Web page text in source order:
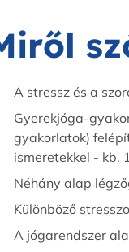
A stressz és a
Gyerekjóga-
gyakorlatok)
ismeretekkel - kb.
Néhány alap
Különböző
A jógarendszer